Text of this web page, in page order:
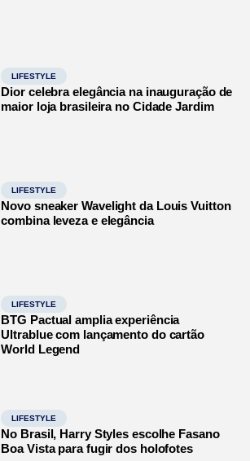
LIFESTYLE
Dior celebra elegância na inauguração de
maior loja brasileira no Cidade Jardim
LIFESTYLE
Novo sneaker Wavelight da Louis Vuitton
combina leveza e elegância
LIFESTYLE
BTG Pactual amplia experiência
Ultrablue com lançamento do cartão
World Legend
LIFESTYLE
No Brasil, Harry Styles escolhe Fasano
Boa Vista para fugir dos holofotes